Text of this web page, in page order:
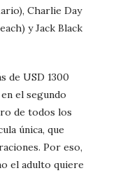
Charlie Day
y Jack Black
de USD 1300
el segundo
de todos los
única, que
Por eso,
el adulto quiere